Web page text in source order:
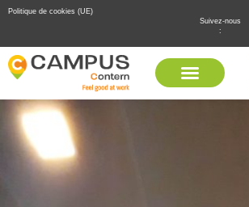
Politique de cookies (UE)
Suivez-nous
: